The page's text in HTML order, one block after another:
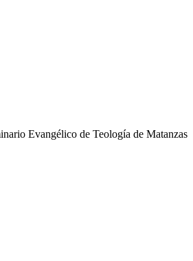
Evangélico de Teología de Matanzas